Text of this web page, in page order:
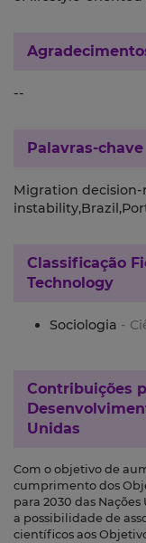
--
Palavras-chave
Migration
Classificação
Technology
Sociologia -
Contribuições
Unidas
Com o objetivo de
cumprimento dos
para 2030 das
a possibilidade de
científicos aos